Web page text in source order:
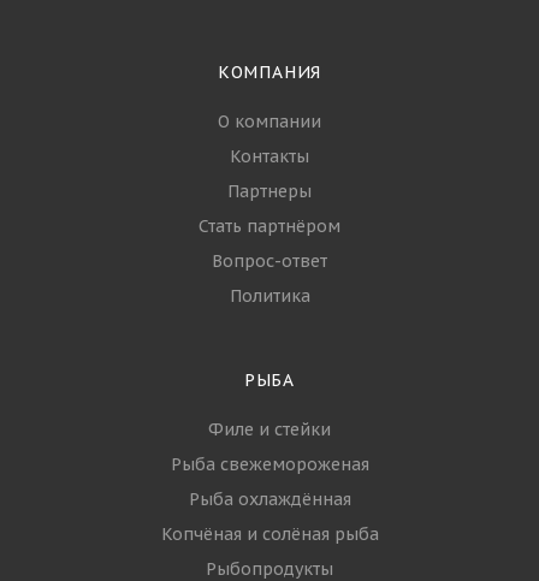
КОМПАНИЯ
О компании
Контакты
Партнеры
Стать партнёром
Вопрос-ответ
Политика
РЫБА
Филе и стейки
Рыба свежемороженая
Рыба охлаждённая
Копчёная и солёная рыба
Рыбопродукты